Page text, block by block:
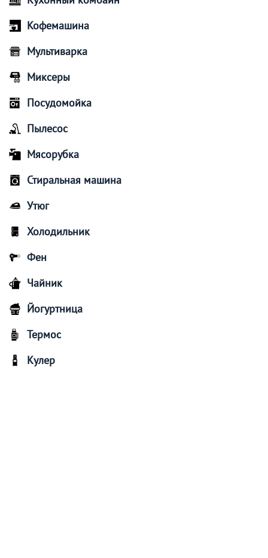
Кофемашина
Мультиварка
Миксеры
Посудомойка
Пылесос
Мясорубка
Стиральная машина
Утюг
Холодильник
Фен
Чайник
Йогуртница
Термос
Кулер